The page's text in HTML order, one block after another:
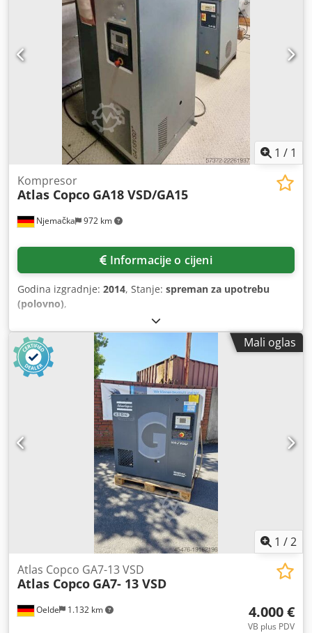
1 / 1
Njemačka 972 km
Kompresor
Atlas Copco GA18 VSD/GA15
Informacije o cijeni
Godina izgradnje: 2014, Stanje: spreman za upotrebu
(polovno),
Mali oglas
1 /2
Oelde 1.132 km
Atlas Copco GA7-13 VSD
Atlas Copco GA7- 13 VSD
4.000 €
VB plus PDV